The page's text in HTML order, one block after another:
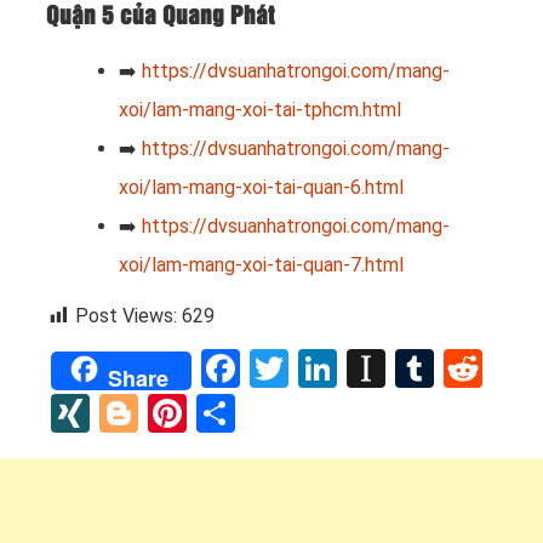
Quận 5 của Quang Phát
➡️ https://dvsuanhatrongoi.com/mang-
xoi/lam-mang-xoi-tai-tphcm.html
➡️ https://dvsuanhatrongoi.com/mang-
xoi/lam-mang-xoi-tai-quan-6.html
➡️ https://dvsuanhatrongoi.com/mang-
xoi/lam-mang-xoi-tai-quan-7.html
Post Views: 629
Share Facebook
Twitter
LinkedIn
XINGBloggerPinterest